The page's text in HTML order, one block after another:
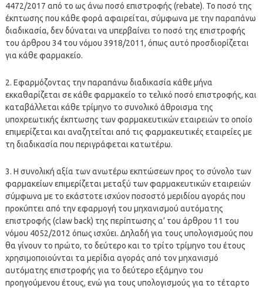
4472/2017 από το ως άνω ποσό επιστροφής (rebate). Το ποσό της
έκπτωσης που κάθε φορά αφαιρείται, σύμφωνα με την παραπάνω
διαδικασία, δεν δύναται να υπερβαίνει το ποσό της επιστροφής
του άρθρου 34 του νόμου 3918/2011, όπως αυτό προσδιορίζεται
για κάθε φαρμακείο.
2. Εφαρμόζοντας την παραπάνω διαδικασία κάθε μήνα
εκκαθαρίζεται σε κάθε φαρμακείο το τελικό ποσό επιστροφής, και
καταβάλλεται κάθε τρίμηνο το συνολικό άθροισμα της
υποχρεωτικής έκπτωσης των φαρμακευτικών εταιρειών το οποίο
επιμερίζεται και αναζητείται από τις φαρμακευτικές εταιρείες με
τη διαδικασία που περιγράφεται κατωτέρω.
3. Η συνολική αξία των ανωτέρω εκπτώσεων προς το σύνολο των
φαρμακείων επιμερίζεται μεταξύ των φαρμακευτικών εταιρειών
σύμφωνα με το εκάστοτε ισχύον ποσοστό μεριδίου αγοράς που
προκύπτει από την εφαρμογή του μηχανισμού αυτόματης
επιστροφής (claw back) της περίπτωσης α’ του άρθρου 11 του
νόμου 4052/2012 όπως ισχύει. Δηλαδή για τους υπολογισμούς που
θα γίνουν το πρώτο, το δεύτερο και το τρίτο τρίμηνο του έτους
χρησιμοποιούνται τα μερίδια αγοράς από τον μηχανισμό
αυτόματης επιστροφής για το δεύτερο εξάμηνο του
προηγούμενου έτους, ενώ για τους υπολογισμούς για το τέταρτο